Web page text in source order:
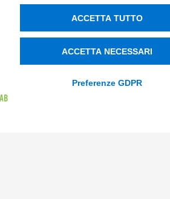
Contacts
ACCETTA TUTTO
ACCETTA NECESSARI
Preferenze GDPR